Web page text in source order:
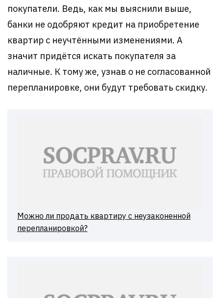
покупатели. Ведь, как мы выяснили выше,
банки не одобряют кредит на приобретение
квартир с неучтёнными изменениями. А
значит придётся искать покупателя за
наличные. К тому же, узнав о не согласованной
перепланировке, они будут требовать скидку.
Можно ли продать квартиру с неузаконенной
перепланировкой?